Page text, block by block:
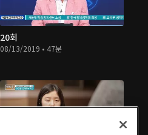
20회
08/13/2019 • 47분